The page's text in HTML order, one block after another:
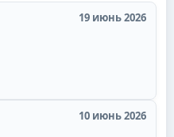
19 июнь 2026
10 июнь 2026